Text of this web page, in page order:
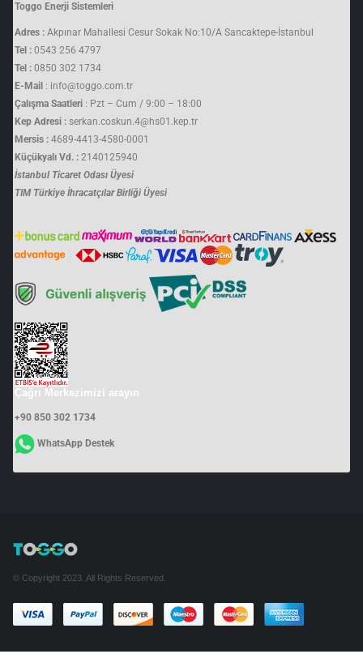
Toggo Enerji Sistemleri
Adres : Akpınar Mahallesi Cesur Sokak No:10/A Sancaktepe-İstanbul
Tel : 0543 256 4797
Tel : 0850 302 1734
E-Mail : info@toggo.com.tr
Çalışma Saatleri : Pzt – Cum / 9:00 – 18:00
Kep Adresi : serkan.coskun.4@hs01.kep.tr
Mersis : 4689-4413-4580-0001
Küçükyalı Vd. : 2140125940
İstanbul Ticaret Odası Üyesi
TIM Türkiye İhracatçılar Birliği Üyesi
Çağrı Merkezimizi arayın
+90 850 302 1734
WhatsApp Destek
© Copyright 2023. All Rights Reserved.